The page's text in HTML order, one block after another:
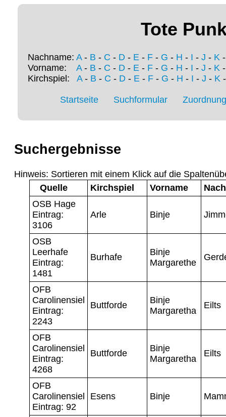
Tote
Nachname: A- B - C - D - E - F - G - H - I - J - K
Vorname: A- B - C - D - E - F - G - H - I - J - K
Kirchspiel: A- B - C - D- E- F- G - H - I - J - K
Startseite Suchformular
Suchergebnisse
Hinweis: Sortieren mit einem Klick auf die
Quelle
Kirchspiel Vorname
OSB Hage
Eintrag:
3106
Arle Binje
OSB
Leerhafe
Eintrag:
1481
Burhafe
Binje
Margarethe
OFB
Carolinensiel
Eintrag:
2243
Buttforde
Binje
Margaretha
Eilts
OFB
Carolinensiel
Eintrag:
4268
Buttforde
Binje
Margaretha
Eilts
OFB
Carolinensiel
Eintrag: 92
Esens Binje